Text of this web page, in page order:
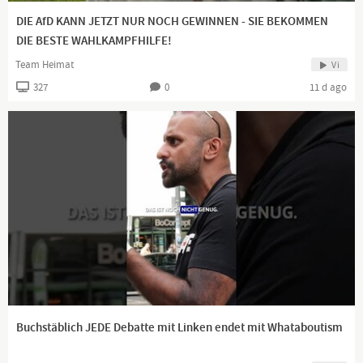
Natürlich alles mit einem Augenzwinkern.
Euer Gorilla für alle Lebenslagen
Bildquelle: pixabay.com
https://lbry.tv/@hallmack:9
https://twitter.com/HallMack2
https://www.facebook.com/HallMackTV/
https://vk.com/hallmack
DIE AfD KANN JETZT NUR NOCH GEWINNEN - SIE BEKOMMEN
DIE BESTE WAHLKAMPFHILFE!
Team Heimat Vi
327 0 11 d ago
Buchstäblich JEDE Debatte mit Linken endet mit Whataboutism